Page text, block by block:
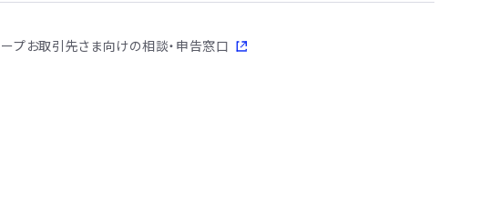
プお取引先さま向けの相談・申告窓口